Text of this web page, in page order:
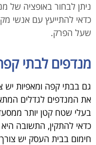
ניתן לבחור באופציה של
כדאי להתייעץ עם אנשי
שעל הפרק.
מנדפים לבתי
גם בבתי קפה ומאפיות יש
את המנדפים לגדלים
בעלי שטח קטן יותר
כדאי להתקין, התשובה היא
חימום בבית העסק יש